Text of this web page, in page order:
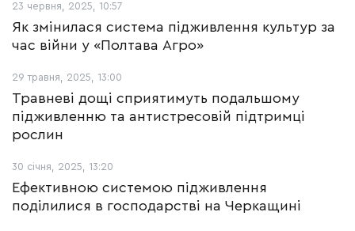
23 червня, 2025, 10:57
Як змінилася система підживлення культур за
час війни у «Полтава Агро»
29 травня, 2025, 13:00
Травневі дощі сприятимуть подальшому
підживленню та антистресовій підтримці
рослин
30 січня, 2025, 13:20
Ефективною системою підживлення
поділилися в господарстві на Черкащині